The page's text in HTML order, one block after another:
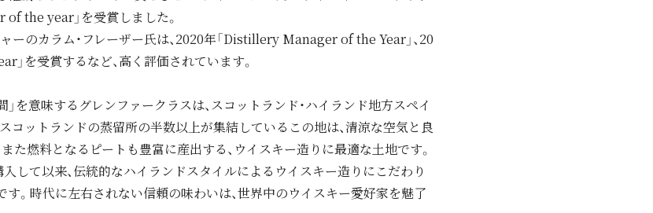
of the year」を受賞しました。
ーのカラム・フレーザー氏は、2020年「Distillery Manager of the Year」、20
を受賞するなど、高く評価されています。
を意味するグレンファークラスは、スコットランド・ハイランド地⽅スペイ
コットランドの蒸留所の半数以上が集結しているこの地は、清涼な空気と良
た燃料となるピートも豊富に産出する、ウイスキー造りに最適な⼟地です。
して以来、伝統的なハイランドスタイルによるウイスキー造りにこだわり
す。時代に左右されない信頼の味わいは、世界中のウイスキー愛好家を魅了